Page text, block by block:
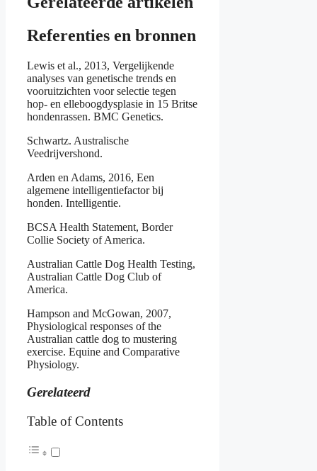
Referenties en bronnen
Lewis et al., 2013, Vergelijkende
analyses van genetische trends en
vooruitzichten voor selectie tegen
hop- en elleboogdysplasie in 15 Britse
hondenrassen. BMC Genetics.
Schwartz. Australische
Veedrijvershond.
Arden en Adams, 2016, Een
algemene intelligentiefactor bij
honden. Intelligentie.
BCSA Health Statement, Border
Collie Society of America.
Australian Cattle Dog Health Testing,
Australian Cattle Dog Club of
America.
Hampson and McGowan, 2007,
Physiological responses of the
Australian cattle dog to mustering
exercise. Equine and Comparative
Physiology.
Gerelateerd
Table of Contents